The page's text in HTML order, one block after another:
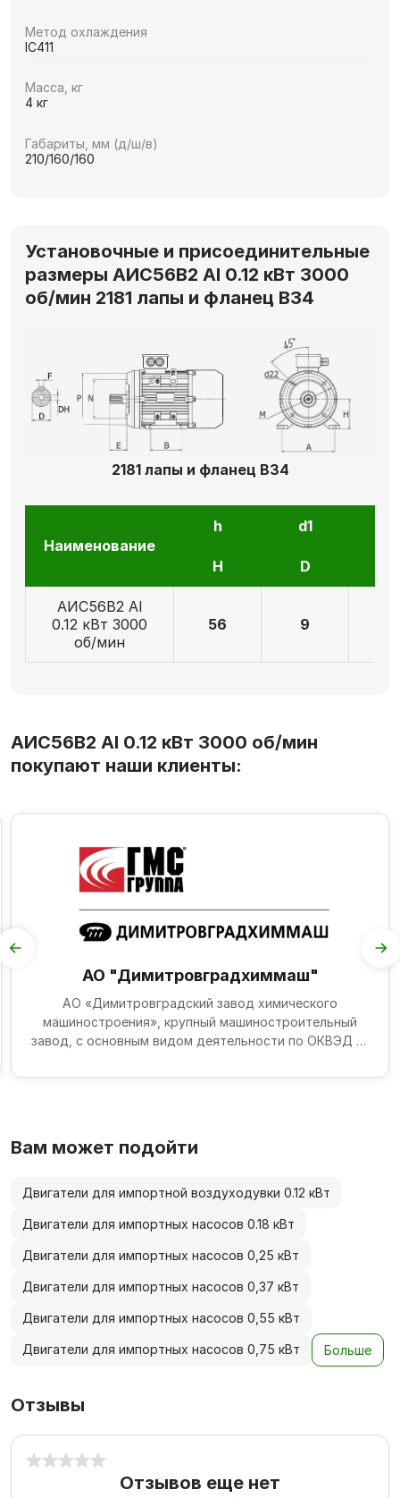
Метод охлаждения
IC411
Масса, кг
4 кг
Габариты, мм (д/ш/в)
210/160/160
Установочные и присоединительные
размеры АИС56В2 Al 0.12 кВт 3000
об/мин 2181 лапы и фланец В34
2181 лапы и фланец В34
Наименование
h d1
H D
АИС56В2 Al
0.12 кВт 3000
об/мин
56 9
АИС56В2 Al 0.12 кВт 3000 об/мин
покупают наши клиенты:
АО "Димитровградхиммаш"
АО «Димитровградский завод химического
машиностроения», крупный машиностроительный
завод, с основным видом деятельности по ОКВЭД —
Вам может подойти
Двигатели для импортной воздуходувки 0.12 кВт
Двигатели для импортных насосов 0.18 кВт
Двигатели для импортных насосов 0,25 кВт
Двигатели для импортных насосов 0,37 кВт
Двигатели для импортных насосов 0,55 кВт
Двигатели для импортных насосов 0,75 кВт Больше
Отзывы
Отзывов еще нет